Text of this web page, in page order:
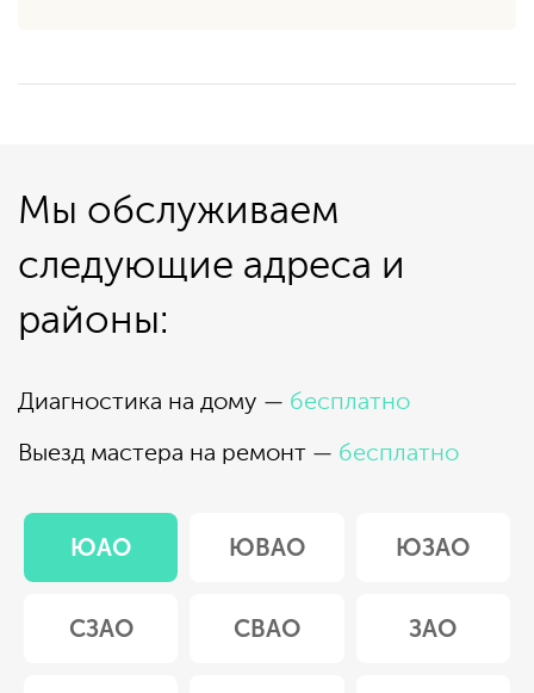
Мы обслуживаем
следующие адреса и
районы:
Диагностика на дому — бесплатно
Выезд мастера на ремонт — бесплатно
ЮАО ЮВАО ЮЗАО
СЗАО СВАО ЗАО